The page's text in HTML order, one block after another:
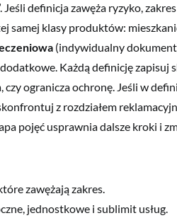
Jeśli definicja zawęża ryzyko,
samej klasy produktów:
(indywidualny
Każdą definicję zapisuj
czy ogranicza ochronę. Jeśli w
z rozdziałem
pojęć usprawnia dalsze kroki i
zawężają zakres.
jednostkowe i sublimit usług.